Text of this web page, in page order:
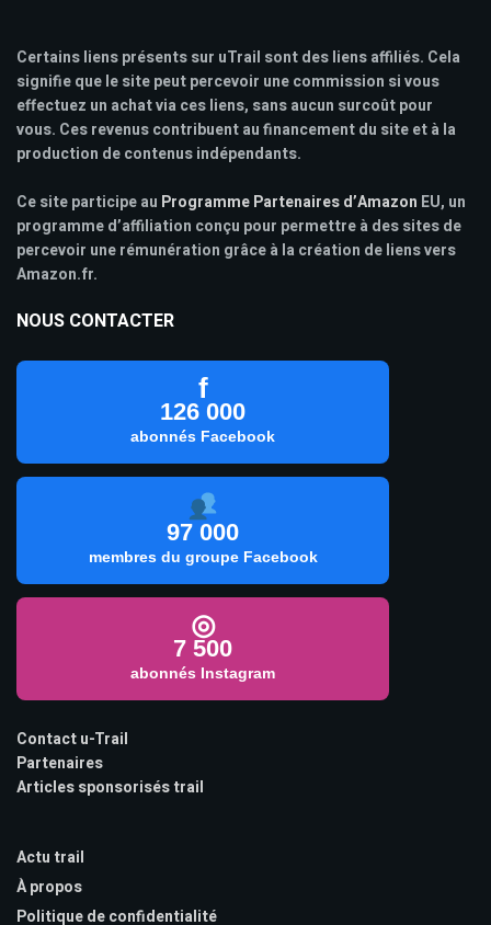
Certains liens présents sur uTrail sont des liens affiliés. Cela
signifie que le site peut percevoir une commission si vous
effectuez un achat via ces liens, sans aucun surcoût pour
vous. Ces revenus contribuent au financement du site et à la
production de contenus indépendants.
Ce site participe au Programme Partenaires d’Amazon EU, un
programme d’affiliation conçu pour permettre à des sites de
percevoir une rémunération grâce à la création de liens vers
Amazon.fr.
NOUS CONTACTER
f
126 000
abonnés Facebook
97 000
membres du groupe Facebook
◎
7 500
abonnés Instagram
Contact u-Trail
Partenaires
Articles sponsorisés trail
Actu trail
À propos
Politique de confidentialité